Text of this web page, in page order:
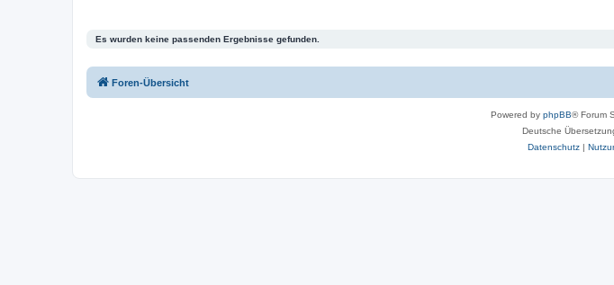
Es wurden keine passenden Ergebnisse gefunden.
Foren-Übersicht
Powered by phpBB® Forum
Deutsche
Datenschutz|